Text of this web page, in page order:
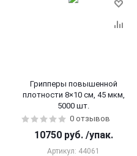
Грипперы повышенной
плотности 8×10 см, 45 мкм,
5000 шт.
0 отзывов
10750 руб. /упак.
Артикул: 44061